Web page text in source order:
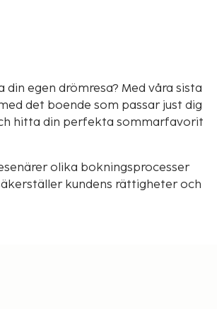
egen drömresa? Med våra sista
det boende som passar just dig
hitta din perfekta sommarfavorit
olika bokningsprocesser
kundens rättigheter och